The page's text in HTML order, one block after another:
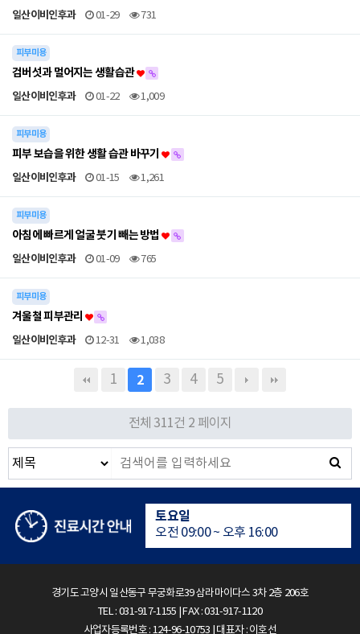
일산이비인후과 01-29 731
피부미용
검버섯과 멀어지는 생활습관
일산이비인후과 01-22 1,009
피부미용
피부 보습을 위한 생활 습관 바꾸기
일산이비인후과 01-15 1,261
피부미용
아침에 빠르게 얼굴 붓기 빼는 방법
일산이비인후과 01-09 765
피부미용
겨울철 피부관리
일산이비인후과 12-31 1,038
1 2 3 4 5
전체 311건 2 페이지
수면다원검사실은 24시간 운영
평일
오전 09:00 ~ 오후 18:00
토요일
오전 09:00 ~ 오후 16:00
점심시간
오후 13:00 ~ 오후 14:00
수면다원검사실은 24시간 운영
경기도 고양시 일산동구 무궁화로39 삼라마이다스 3차 2층 206호
TEL : 031-917-1155 | FAX : 031-917-1120
사업자등록번호 : 124-96-10753 | 대표자 : 이호선